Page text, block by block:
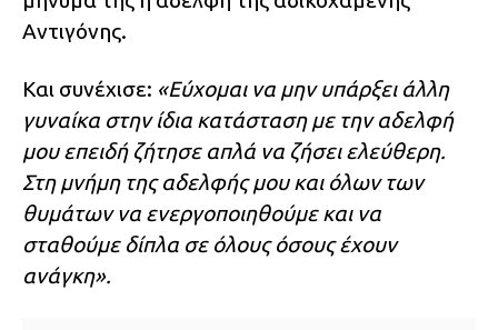
Αντιγόνης.
Και συνέχισε: «Εύχομαι να μην υπάρξει άλλη
γυναίκα στην ίδια κατάσταση με την αδελφή
μου επειδή ζήτησε απλά να ζήσει ελεύθερη.
Στη μνήμη της αδελφής μου και όλων των
θυμάτων να ενεργοποιηθούμε και να
σταθούμε δίπλα σε όλους όσους έχουν
ανάγκη».